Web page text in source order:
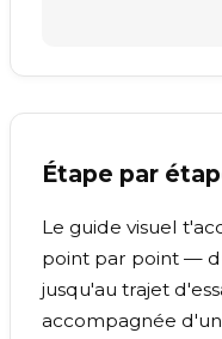
Étape par
Le guide visuel
point par point —
jusqu'au trajet
accompagnée